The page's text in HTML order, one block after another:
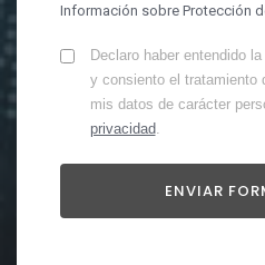
Información sobre Protección
Declaro haber entendido
y consiento el tratamiento
mis datos de carácter
privacidad.